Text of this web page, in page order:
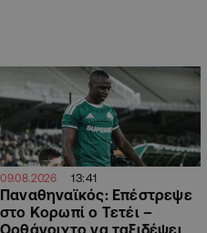
09.08.2026 13:41
Παναθηναϊκός: Επέστρεψε
στο Κορωπί ο Τετέι –
Ορθάνοιχτο να ταξιδέψει